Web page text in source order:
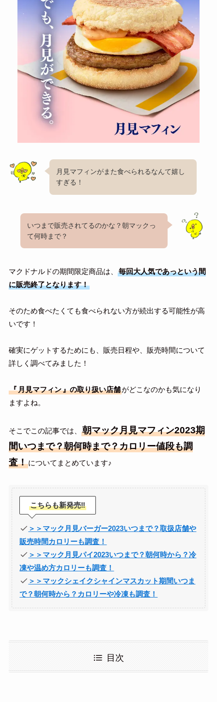
月見マフィンがまた食べられるなんて嬉し
すぎる！
いつまで販売されてるのかな？朝マックっ
て何時まで？
マクドナルドの期間限定商品は、
毎回大人気であっという間
に販売終了となります！
そのため食べたくても食べられない方が続出する可能性が高
いです！
確実にゲットするためにも、販売日程や、販売時間について
詳しく調べてみました！
『月見マフィン』の取り扱い店舗がどこなのかも気になり
ますよね。
そこでこの記事では、
朝マック月見マフィン2023期
間いつまで？朝何時まで？カロリー値段も調
査！についてまとめています♪
こちらも新発売‼
＞＞マック月見バーガー2023いつまで？取扱店舗や
販売時間カロリーも調査！
＞＞マック月見パイ2023いつまで？朝何時から？冷
凍や温め方カロリーも調査！
＞＞マックシェイクシャインマスカット期間いつま
で？朝何時から？カロリーや冷凍も調査！
目次